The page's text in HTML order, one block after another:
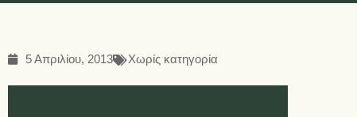
5 Απριλίου, 2013 Χωρίς κατηγορία